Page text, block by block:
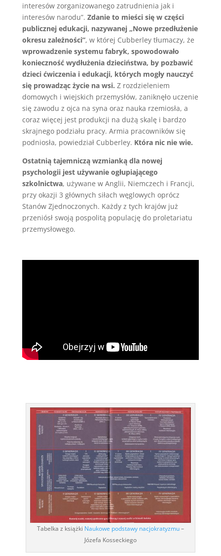
interesów zorganizowanego zatrudnienia jak i
interesów narodu”. Zdanie to mieści się w części
publicznej edukacji, nazywanej „Nowe przedłużenie
okresu zależności”, w której Cubberley tłumaczy, że
wprowadzenie systemu fabryk, spowodowało
konieczność wydłużenia dzieciństwa, by pozbawić
dzieci ćwiczenia i edukacji, których mogły nauczyć
się prowadząc życie na wsi. Z rozdzieleniem
domowych i wiejskich przemysłów, zaniknęło uczenie
się zawodu z ojca na syna oraz nauka rzemiosła, a
coraz więcej jest produkcji na dużą skalę i bardzo
skrajnego podziału pracy. Armia pracowników się
podniosła, powiedział Cubberley. Która nic nie wie.
Ostatnią tajemniczą wzmianką dla nowej
psychologii jest używanie ogłupiającego
szkolnictwa, używane w Anglii, Niemczech i Francji,
przy okazji 3 głównych siłach węglowych oprócz
Stanów Zjednoczonych. Każdy z tych krajów już
przeniósł swoją pospolitą populację do proletariatu
przemysłowego.
Tabelka z książki Naukowe podstawy nacjokratyzmu–
Józefa Kosseckiego